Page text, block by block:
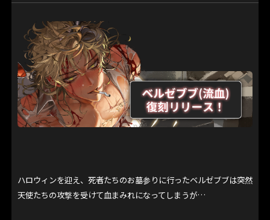
ハロウィンを迎え、死者たちのお墓参りに行ったベルゼブブは突然
天使たちの攻撃を受けて血まみれになってしまうが…